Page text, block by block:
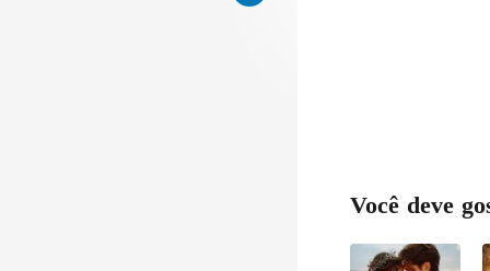
Você deve